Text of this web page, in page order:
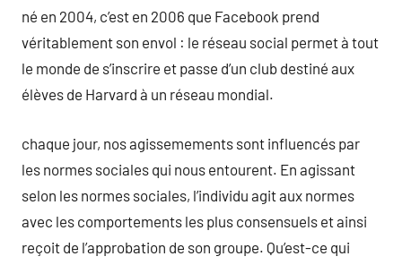
né en 2004, c’est en 2006 que Facebook prend
véritablement son envol : le réseau social permet à tout
le monde de s’inscrire et passe d’un club destiné aux
élèves de Harvard à un réseau mondial.
chaque jour, nos agissemements sont influencés par
les normes sociales qui nous entourent. En agissant
selon les normes sociales, l’individu agit aux normes
avec les comportements les plus consensuels et ainsi
reçoit de l’approbation de son groupe. Qu’est-ce qui